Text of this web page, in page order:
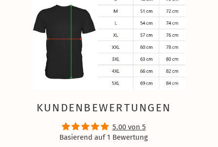
KUNDENBEWERTUNGEN
5.00 von 5
Basierend auf 1 Bewertung